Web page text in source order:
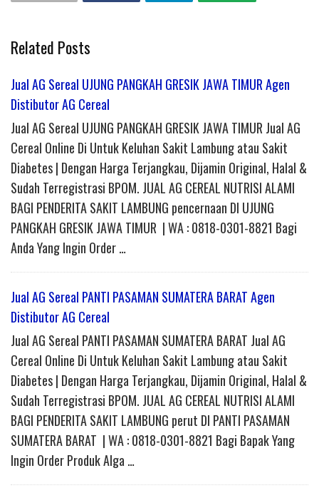
Related Posts
Jual AG Sereal UJUNG PANGKAH GRESIK JAWA TIMUR Agen
Distibutor AG Cereal
Jual AG Sereal UJUNG PANGKAH GRESIK JAWA TIMUR Jual AG
Cereal Online Di Untuk Keluhan Sakit Lambung atau Sakit
Diabetes | Dengan Harga Terjangkau, Dijamin Original, Halal &
Sudah Terregistrasi BPOM. JUAL AG CEREAL NUTRISI ALAMI
BAGI PENDERITA SAKIT LAMBUNG pencernaan DI UJUNG
PANGKAH GRESIK JAWA TIMUR | WA : 0818-0301-8821 Bagi
Anda Yang Ingin Order …
Jual AG Sereal PANTI PASAMAN SUMATERA BARAT Agen
Distibutor AG Cereal
Jual AG Sereal PANTI PASAMAN SUMATERA BARAT Jual AG
Cereal Online Di Untuk Keluhan Sakit Lambung atau Sakit
Diabetes | Dengan Harga Terjangkau, Dijamin Original, Halal &
Sudah Terregistrasi BPOM. JUAL AG CEREAL NUTRISI ALAMI
BAGI PENDERITA SAKIT LAMBUNG perut DI PANTI PASAMAN
SUMATERA BARAT | WA : 0818-0301-8821 Bagi Bapak Yang
Ingin Order Produk Alga …